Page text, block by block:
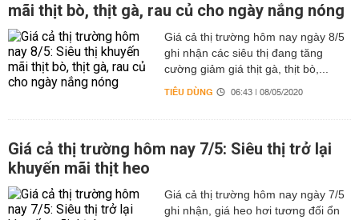
mãi thịt bò, thịt gà, rau củ cho ngày nắng nóng
Giá cả thị trường hôm nay ngày 8/5
ghi nhận các siêu thị đang tăng
cường giảm giá thịt gà, thịt bò,...
TIÊU DÙNG 06:43 | 08/05/2020
Giá cả thị trường hôm nay 7/5: Siêu thị trở lại
khuyến mãi thịt heo
Giá cả thị trường hôm nay ngày 7/5
ghi nhận, giá heo hơi tương đối ổn